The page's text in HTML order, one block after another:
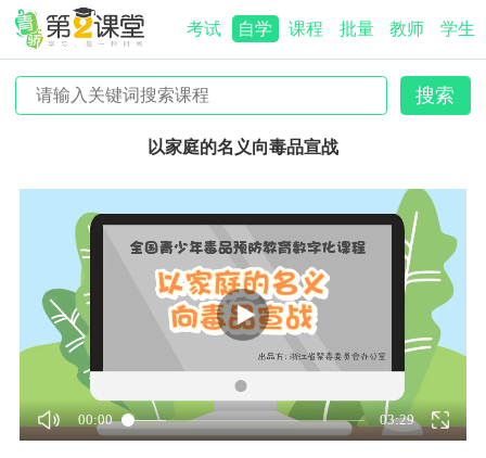
考试 自学 课程 批量 教师 学生
以家庭的名义向毒品宣战
00:00 03:29